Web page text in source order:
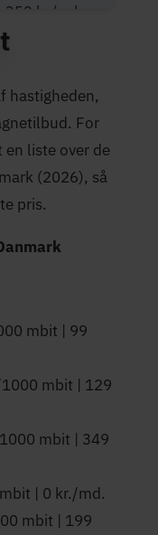
359 kr./md.
hastigheden,
For
en liste over de
(2026), så
pris.
mbit | 99
mbit | 129
mbit | 349
| 0 kr./md.
mbit | 199